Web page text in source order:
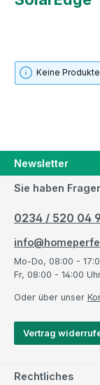
Keine
Newsletter
Sie haben
0234 / 520 04
Mo-Do, 08:00 -
Fr, 08:00 - 14:00
Oder über unser
Vertrag
Rechtliches